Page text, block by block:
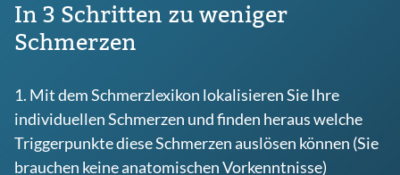
In 3 Schritten zu weniger
Schmerzen
1. Mit dem Schmerzlexikon lokalisieren Sie Ihre
individuellen Schmerzen und finden heraus welche
Triggerpunkte diese Schmerzen auslösen können (Sie
brauchen keine anatomischen Vorkenntnisse)